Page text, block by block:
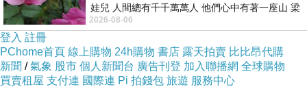
小五 小七
tpc 阿姨 謝謝照片可以看
娃兒 人間總有千千萬萬人 他們心中有著一座山 梁
山佛山泰華衡恆嵩 一山之高
2026-08-06
登入 註冊
PChome首頁 線上購物 24h購物 書店 露天拍賣 比比昂代購
新聞 /氣象 股市 個人新聞台 廣告刊登 加入聯播網 全球購物
買賣租屋 支付連 國際連 Pi 拍錢包 旅遊 服務中心